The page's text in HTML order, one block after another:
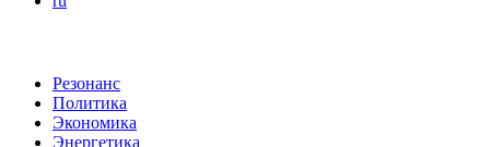
Резонанс
Политика
Экономика
Энергетика